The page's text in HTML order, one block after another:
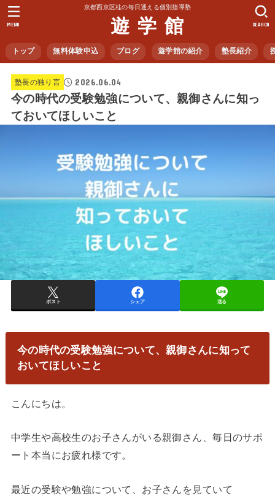
京都西京区桂の毎日通える個別指導塾
遊 学 館
トップ 無料体験申込 ブログ 遊学館の紹介 塾長紹介
SEARCH
MENU
塾長の独り言 2026.06.04
今の時代の受験勉強について、親御さんに知っ
ておいてほしいこと
ポスト シェア 送る
今の時代の受験勉強について、親御さんに知って
おいてほしいこと
こんにちは。
中学生や高校生のお子さんがいる親御さん、毎日のサポ
ート本当にお疲れ様です。
最近の受験や勉強について、お子さんを見ていて